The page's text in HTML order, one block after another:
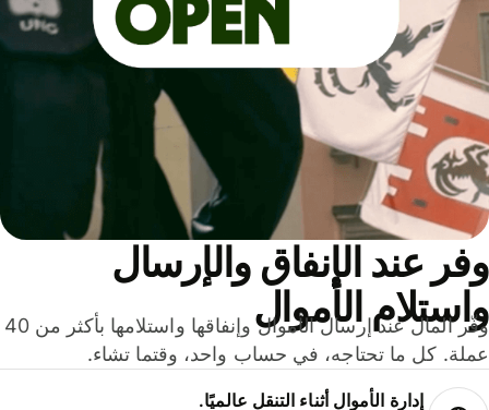
عند الإنفاق والإرسال
الأموال
وفّر المال عند إرسال الأموال وإنفاقها واستلامها بأكثر من 40
كل ما تحتاجه، في حساب واحد، وقتما تشاء.
إدارة الأموال أثناء التنقل عالميًا.